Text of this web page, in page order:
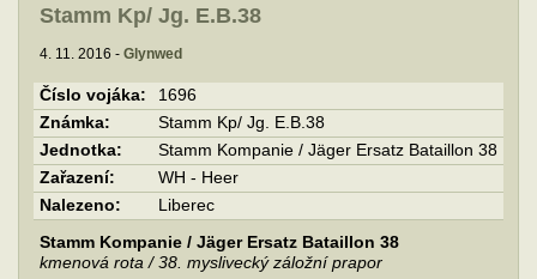
Stamm Kp/ Jg. E.B.38
4. 11. 2016 - Glynwed
Číslo vojáka:
1696
Známka:
Stamm Kp/ Jg. E.B.38
Jednotka:
Stamm Kompanie / Jäger Ersatz Bataillon 38
Zařazení:
WH - Heer
Nalezeno:
Liberec
Stamm Kompanie / Jäger Ersatz Bataillon 38
kmenová rota / 38. myslivecký záložní prapor